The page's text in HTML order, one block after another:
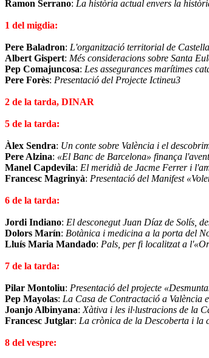
Ramon Serrano: La història actual envers la
1 del migdia:
Pere Baladron: L'organització territorial de
Albert Gispert: Més consideracions sobre Santa
Pep Comajuncosa: Les assegurances marítimes
Pere Forès: Presentació del Projecte Ictineu3
2 de la tarda, DINAR
5 de la tarda:
Àlex Sendra: Un conte sobre València i el
Pere Alzina: «El Banc de Barcelona» finança
Manel Capdevila: El meridià de Jacme Ferrer i
Francesc Magrinyà: Presentació del Manifest
6 de la tarda:
Jordi Indiano: El desconegut Juan Díaz de Solís,
Dolors Marín: Botànica i medicina a la porta del
Lluís Maria Mandado: Pals, per fi localitzat a
7 de la tarda:
Pilar Montoliu: Presentació del projecte
Pep Mayolas: La Casa de Contractació a València
Joanjo Albinyana: Xàtiva i les il·lustracions de la
Francesc Jutglar: La crònica de la Descoberta i la
8 del vespre: